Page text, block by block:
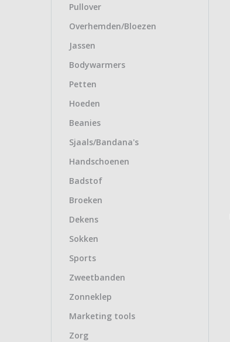
Pullover
Overhemden/Bloezen
Jassen
Bodywarmers
Petten
Hoeden
Beanies
Sjaals/Bandana's
Handschoenen
Badstof
Broeken
Dekens
Sokken
Sports
Zweetbanden
Zonneklep
Marketing tools
Zorg